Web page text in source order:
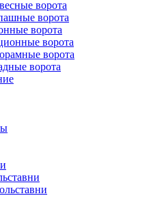
ворота
ворота
ворота
ворота
ворота
ворота